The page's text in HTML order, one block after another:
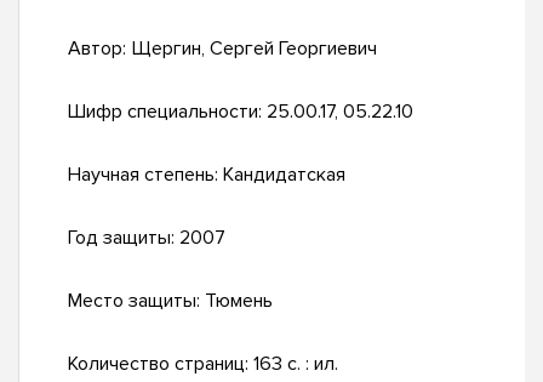
Автор: Щергин, Сергей Георгиевич
Шифр специальности: 25.00.17, 05.22.10
Научная степень: Кандидатская
Год защиты: 2007
Место защиты: Тюмень
Количество страниц: 163 с. : ил.